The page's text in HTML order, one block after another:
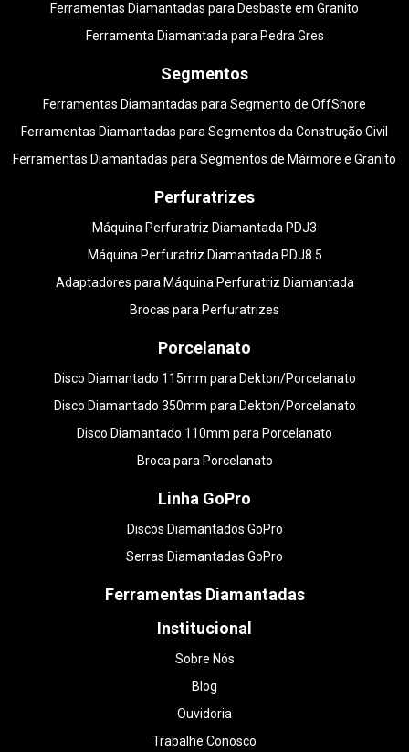
Ferramentas Diamantadas para Desbaste em Granito
Ferramenta Diamantada para Pedra Gres
Segmentos
Ferramentas Diamantadas para Segmento de OffShore
Ferramentas Diamantadas para Segmentos da Construção Civil
Ferramentas Diamantadas para Segmentos de Mármore e Granito
Perfuratrizes
Máquina Perfuratriz Diamantada PDJ3
Máquina Perfuratriz Diamantada PDJ8.5
Adaptadores para Máquina Perfuratriz Diamantada
Brocas para Perfuratrizes
Porcelanato
Disco Diamantado 115mm para Dekton/Porcelanato
Disco Diamantado 350mm para Dekton/Porcelanato
Disco Diamantado 110mm para Porcelanato
Broca para Porcelanato
Linha GoPro
Discos Diamantados GoPro
Serras Diamantadas GoPro
Ferramentas Diamantadas
Institucional
Sobre Nós
Blog
Ouvidoria
Trabalhe Conosco